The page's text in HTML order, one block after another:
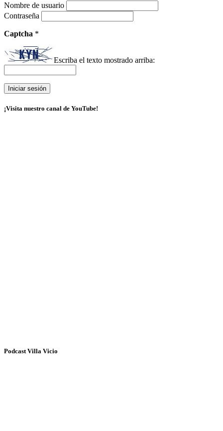
Nombre de usuario
Contraseña
Captcha *
Escriba el texto mostrado arriba:
¡Visita nuestro canal de YouTube!
Podcast Villa Vicio